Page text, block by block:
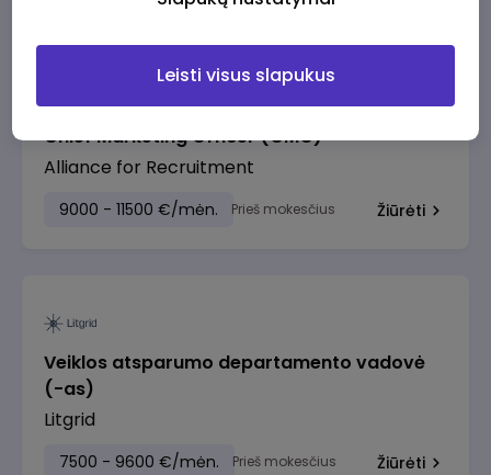
Pasiūlymai su aukščiausia alga
Chief Marketing Officer (CMO)
Alliance for Recruitment
9000 - 11500 €/mėn. Prieš mokesčius Žiūrėti
Veiklos atsparumo departamento vadovė
(-as)
Litgrid
7500 - 9600 €/mėn. Prieš mokesčius Žiūrėti
Leisti visus slapukus